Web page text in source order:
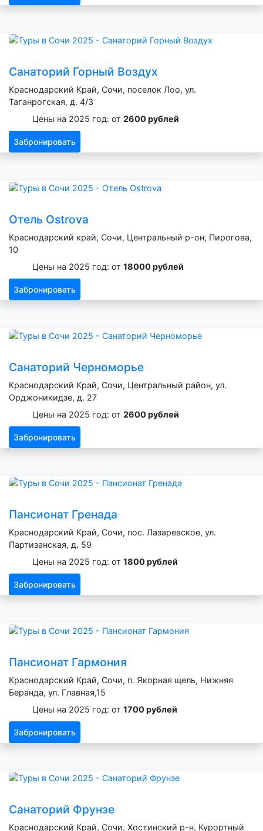
Санаторий Горный Воздух
Краснодарский Край, Сочи, поселок Лоо, ул.
Таганрогская, д. 4/3
Цены на 2025 год: от 2600 рублей
Забронировать
Отель Ostrova
Краснодарский край, Сочи, Центральный р-он, Пирогова,
10
Цены на 2025 год: от 18000 рублей
Забронировать
Санаторий Черноморье
Краснодарский Край, Сочи, Центральный район, ул.
Орджоникидзе, д. 27
Цены на 2025 год: от 2600 рублей
Забронировать
Пансионат Гренада
Краснодарский Край, Сочи, пос. Лазаревское, ул.
Партизанская, д. 59
Цены на 2025 год: от 1800 рублей
Забронировать
Пансионат Гармония
Краснодарский Край, Сочи, п. Якорная щель, Нижняя
Беранда, ул. Главная,15
Цены на 2025 год: от 1700 рублей
Забронировать
Санаторий Фрунзе
Краснодарский Край, Сочи, Хостинский р-н, Курортный